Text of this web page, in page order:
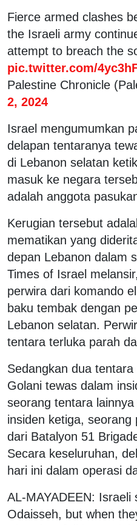
Fierce armed clashes
the Israeli army
attempt to breach the
pic.twitter.com/
Palestine Chronicle
2, 2024
Israel mengumumkan
delapan tentaranya
di Lebanon selatan
masuk ke negara
adalah anggota
Kerugian tersebut
mematikan yang
depan Lebanon dalam
Times of Israel
perwira dari komando
baku tembak dengan
Lebanon selatan.
tentara terluka parah
Sedangkan dua
Golani tewas dalam
seorang tentara
insiden ketiga,
dari Batalyon 51
Secara keseluruhan,
hari ini dalam operasi
AL-MAYADEEN:
Odaisseh, but when